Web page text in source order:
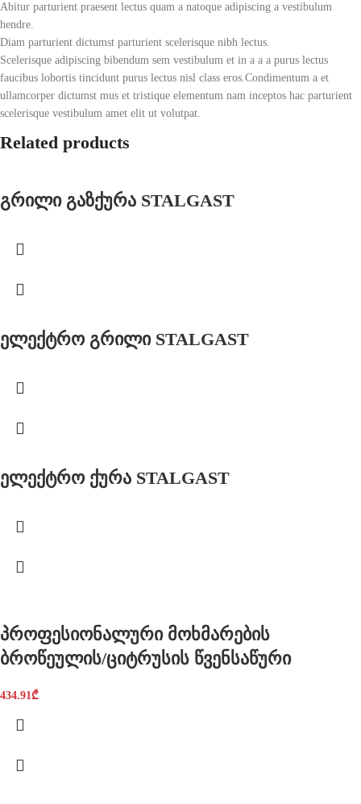
Abitur parturient praesent lectus quam a natoque adipiscing a vestibulum
hendre.
Diam parturient dictumst parturient scelerisque nibh lectus.
Scelerisque adipiscing bibendum sem vestibulum et in a a a purus lectus
faucibus lobortis tincidunt purus lectus nisl class eros.Condimentum a et
ullamcorper dictumst mus et tristique elementum nam inceptos hac parturient
scelerisque vestibulum amet elit ut volutpat.
Related products
გრილი გაზქურა STALGAST
ელექტრო გრილი STALGAST
ელექტრო ქურა STALGAST
პროფესიონალური მოხმარების
ბროწეულის/ციტრუსის წვენსაწური
434.91₾